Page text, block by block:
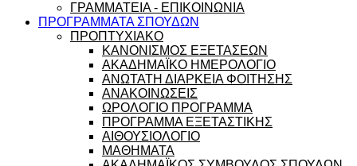
ΓΡΑΜΜΑΤΕΙΑ - ΕΠΙΚΟΙΝΩΝΙΑ
ΠΡΟΓΡΑΜΜΑΤΑ ΣΠΟΥΔΩΝ
ΠΡΟΠΤΥΧΙΑΚΟ
ΚΑΝΟΝΙΣΜΟΣ ΕΞΕΤΑΣΕΩΝ
ΑΚΑΔΗΜΑΪΚΟ ΗΜΕΡΟΛΟΓΙΟ
ΑΝΩΤΑΤΗ ΔΙΑΡΚΕΙΑ ΦΟΙΤΗΣΗΣ
ΑΝΑΚΟΙΝΩΣΕΙΣ
ΩΡΟΛΟΓΙΟ ΠΡΟΓΡΑΜΜΑ
ΠΡΟΓΡΑΜΜΑ ΕΞΕΤΑΣΤΙΚΗΣ
ΑΙΘΟΥΣΙΟΛΟΓΙΟ
ΜΑΘΗΜΑΤΑ